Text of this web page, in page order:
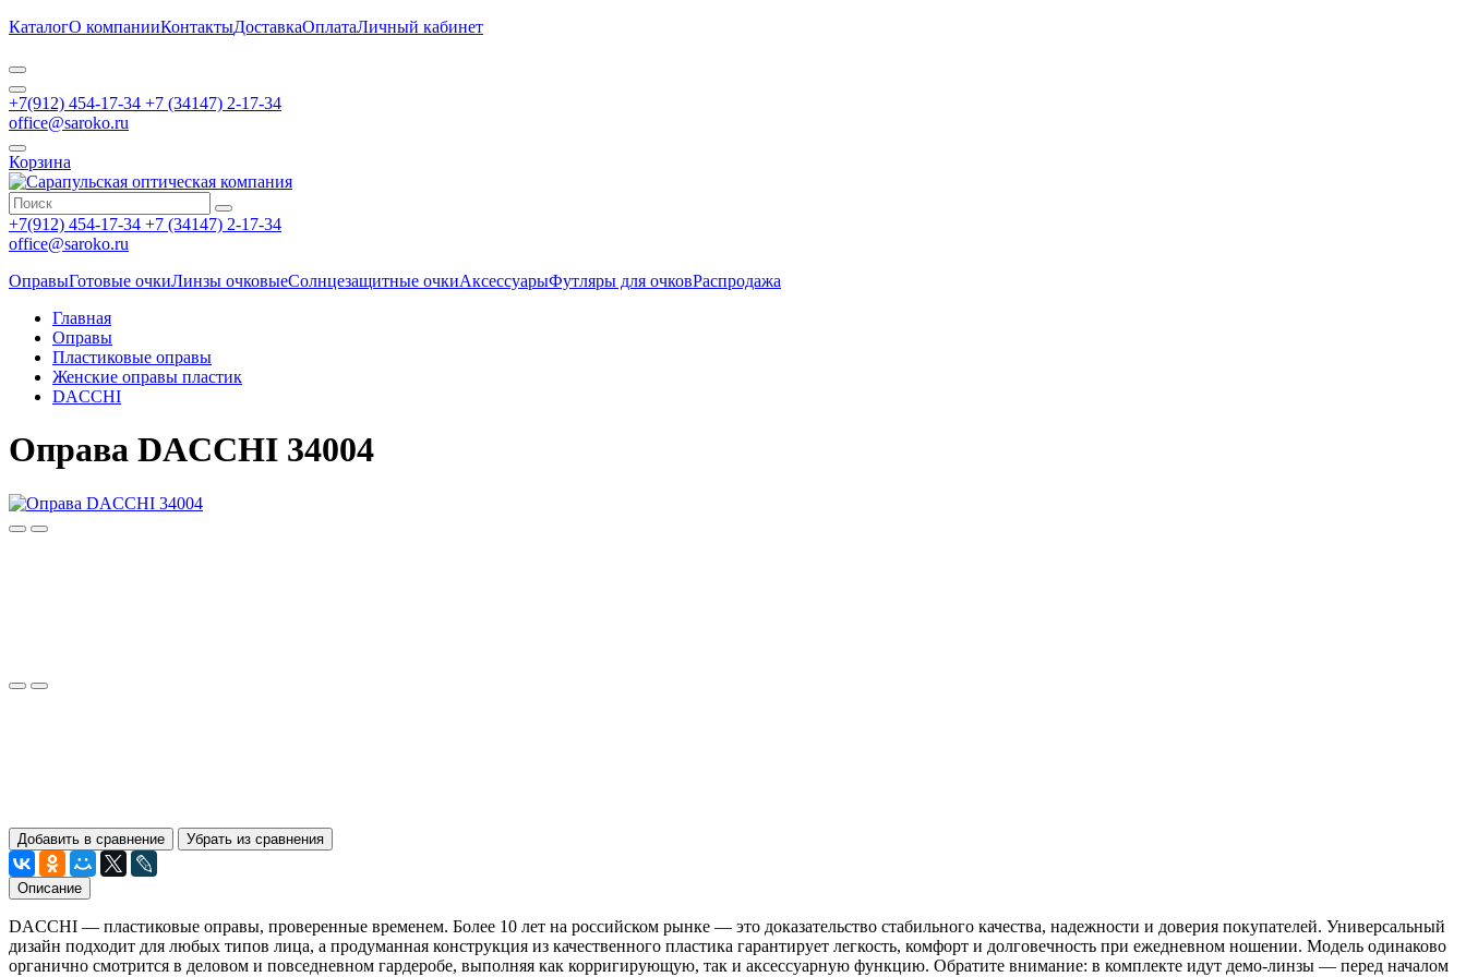
КаталогО компанииКонтактыДоставкаОплатаЛичный кабинет
+7(912) 454-17-34 +7 (34147) 2-17-34
office@saroko.ru
Корзина
+7(912) 454-17-34 +7 (34147) 2-17-34
office@saroko.ru
ОправыГотовые очкиЛинзы очковыеСолнцезащитные очкиАксессуарыФутляры для очковРаспродажа
Главная
Оправы
Пластиковые оправы
Женские оправы пластик
DACCHI
Оправа DACCHI 34004
Добавить в сравнение Убрать из сравнения
Описание
DACCHI — пластиковые оправы, проверенные временем. Более 10 лет на российском рынке — это доказательство стабильного качества, надежности и доверия покупателей. Универсальный
дизайн подходит для любых типов лица, а продуманная конструкция из качественного пластика гарантирует легкость, комфорт и долговечность при ежедневном ношении. Модель одинаково
органично смотрится в деловом и повседневном гардеробе, выполняя как корригирующую, так и аксессуарную функцию. Обратите внимание: в комплекте идут демо-линзы — перед началом